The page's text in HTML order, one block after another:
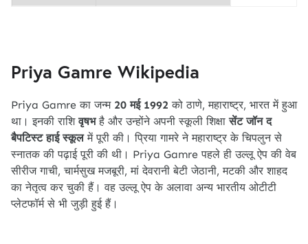
Priya Gamre Wikipedia
Priya Gamre का जन्म 20 मई 1992 को ठाणे, महाराष्ट्र, भारत में हुआ
था। इनकी राशिवृषभहै और उन्होंने अपनी स्कूली शिक्षासेंट जॉन द
बैपटिस्ट हाई स्कूलमें पूरी की। प्रिया गामरे ने महाराष्ट्र के चिपलुन से
स्नातक की पढ़ाई पूरी की थी। Priya Gamre पहले ही उल्लू ऐप की वेब
सीरीज गाची, चार्मसुख मजबूरी, मां देवरानी बेटी जेठानी, मटकी और शाहद
का नेतृत्व कर चुकी हैं। वह उल्लू ऐप के अलावा अन्य भारतीय ओटीटी
प्लेटफॉर्म से भी जुड़ी हुई हैं।